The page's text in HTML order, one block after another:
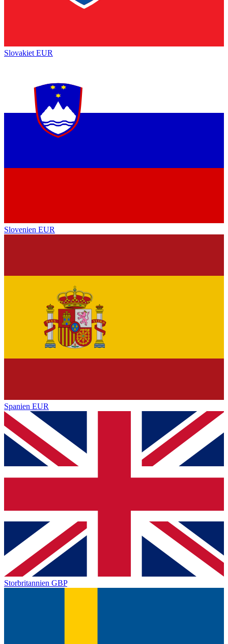
Slovakiet EUR
Slovenien EUR
Spanien EUR
Storbritannien GBP